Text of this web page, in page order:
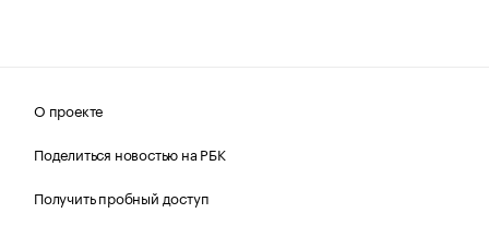
О проекте
Поделиться новостью на РБК
Получить пробный доступ